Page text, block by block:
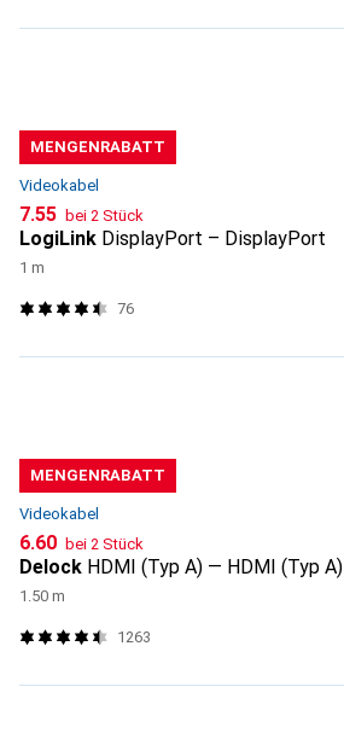
MENGENRABATT
Videokabel
CHF
7.55 bei 2 Stück
LogiLink DisplayPort – DisplayPort
1 m
76
MENGENRABATT
Videokabel
CHF
6.60 bei 2 Stück
Delock HDMI (Typ A) — HDMI (Typ A)
1.50 m
1263